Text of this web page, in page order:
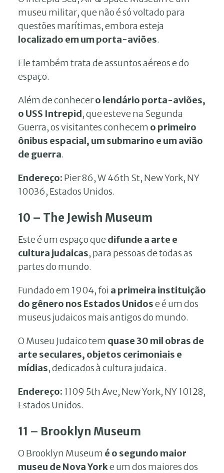
museu militar, que não é só voltado para
questões marítimas, embora esteja
localizado em um porta-aviões.
Ele também trata de assuntos aéreos e do
espaço.
Além de conhecero lendário porta-aviões,
o USS Intrepid, que esteve na Segunda
Guerra, os visitantes conhecem o primeiro
ônibus espacial, um submarino e um avião
de guerra.
Endereço: Pier 86, W 46th St, New York, NY
10036, Estados Unidos.
10 – The Jewish Museum
Este é um espaço quedifunde a arte e
cultura judaicas, para pessoas de todas as
partes do mundo.
Fundado em 1904, foi a primeira instituição
do gênero nos Estados Unidose é um dos
museus judaicos mais antigos do mundo.
O Museu Judaico tem quase 30 mil obras de
arte seculares, objetos cerimoniais e
mídias, dedicados à cultura judaica.
Endereço: 1109 5th Ave, New York, NY 10128,
Estados Unidos.
11 – Brooklyn Museum
O Brooklyn Museum é o segundo maior
museu de Nova Yorke um dos maiores dos